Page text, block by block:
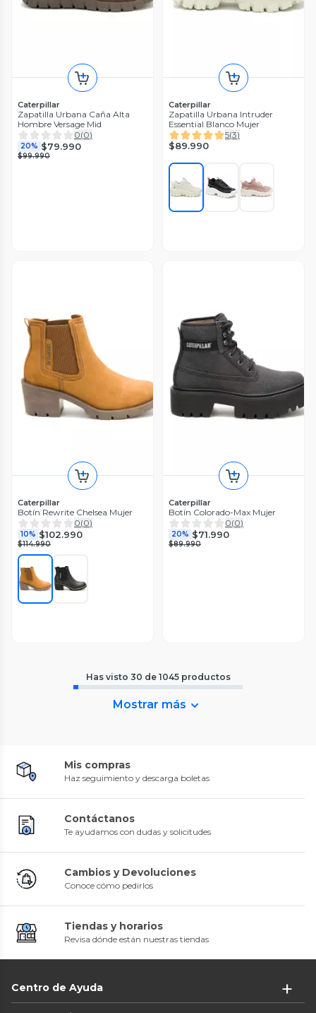
Caterpillar
Zapatilla Urbana Caña Alta
Hombre Versage Mid
0(0)
20% $79.990
$99.990
Caterpillar
Zapatilla Urbana Intruder
Essential Blanco Mujer
5(3)
$89.990
Caterpillar
Botín Rewrite Chelsea Mujer
0(0)
10% $102.990
$114.990
Caterpillar
Botín Colorado-Max Mujer
0(0)
20% $71.990
$89.990
Has visto 30 de 1045 productos
Mostrar más
Mis compras
Haz seguimiento y descarga boletas
Contáctanos
Te ayudamos con dudas y solicitudes
Cambios y Devoluciones
Conoce cómo pedirlos
Tiendas y horarios
Revisa dónde están nuestras tiendas
Centro de Ayuda